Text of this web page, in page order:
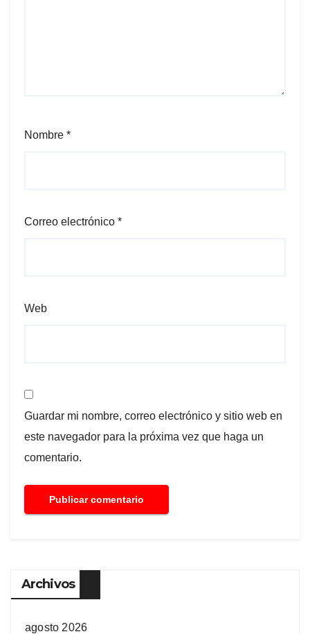
Nombre *
Correo electrónico *
Web
Guardar mi nombre, correo electrónico y sitio web en
este navegador para la próxima vez que haga un
comentario.
Archivos
agosto 2026